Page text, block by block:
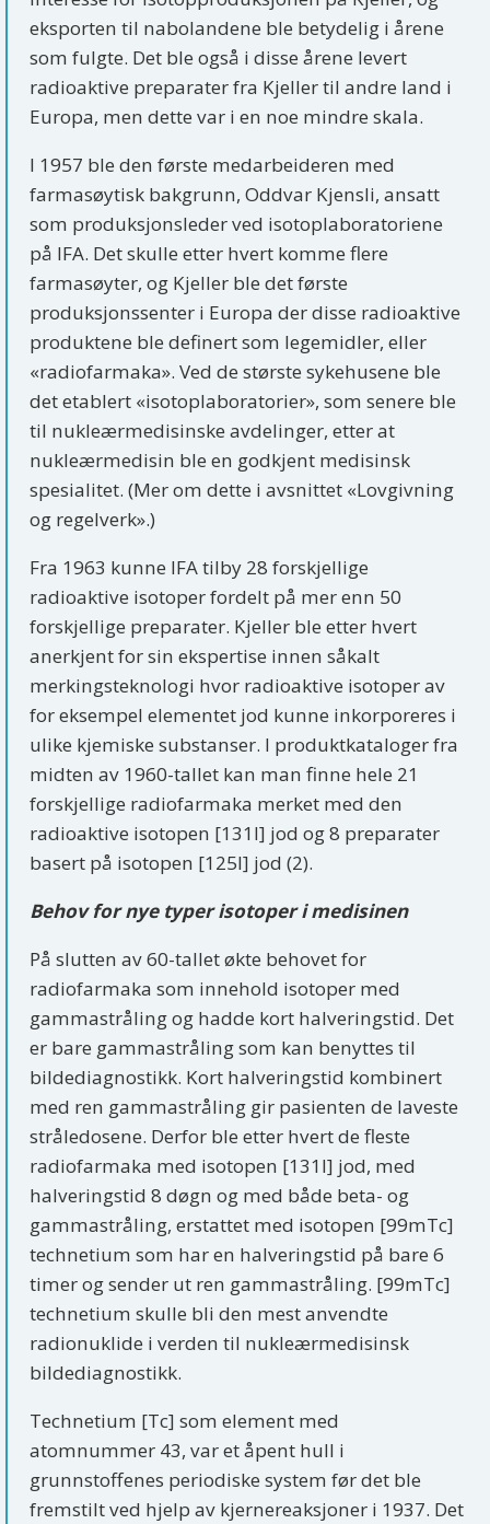
eksporten til nabolandene ble betydelig i årene
som fulgte. Det ble også i disse årene levert
radioaktive preparater fra Kjeller til andre land i
Europa, men dette var i en noe mindre skala.
I 1957 ble den første medarbeideren med
farmasøytisk bakgrunn, Oddvar Kjensli, ansatt
som produksjonsleder ved isotoplaboratoriene
på IFA. Det skulle etter hvert komme flere
farmasøyter, og Kjeller ble det første
produksjonssenter i Europa der disse radioaktive
produktene ble definert som legemidler, eller
«radiofarmaka». Ved de største sykehusene ble
det etablert «isotoplaboratorier», som senere ble
til nukleærmedisinske avdelinger, etter at
nukleærmedisin ble en godkjent medisinsk
spesialitet. (Mer om dette i avsnittet «Lovgivning
og regelverk».)
Fra 1963 kunne IFA tilby 28 forskjellige
radioaktive isotoper fordelt på mer enn 50
forskjellige preparater. Kjeller ble etter hvert
anerkjent for sin ekspertise innen såkalt
merkingsteknologi hvor radioaktive isotoper av
for eksempel elementet jod kunne inkorporeres i
ulike kjemiske substanser. I produktkataloger fra
midten av 1960-tallet kan man finne hele 21
forskjellige radiofarmaka merket med den
radioaktive isotopen [131I] jod og 8 preparater
basert på isotopen [125I] jod (2).
Behov for nye typer isotoper i medisinen
På slutten av 60-tallet økte behovet for
radiofarmaka som innehold isotoper med
gammastråling og hadde kort halveringstid. Det
er bare gammastråling som kan benyttes til
bildediagnostikk. Kort halveringstid kombinert
med ren gammastråling gir pasienten de laveste
stråledosene. Derfor ble etter hvert de fleste
radiofarmaka med isotopen [131I] jod, med
halveringstid 8 døgn og med både beta- og
gammastråling, erstattet med isotopen [99mTc]
technetium som har en halveringstid på bare 6
timer og sender ut ren gammastråling. [99mTc]
technetium skulle bli den mest anvendte
radionuklide i verden til nukleærmedisinsk
bildediagnostikk.
Technetium [Tc] som element med
atomnummer 43, var et åpent hull i
grunnstoffenes periodiske system før det ble
fremstilt ved hjelp av kjernereaksjoner i 1937. Det